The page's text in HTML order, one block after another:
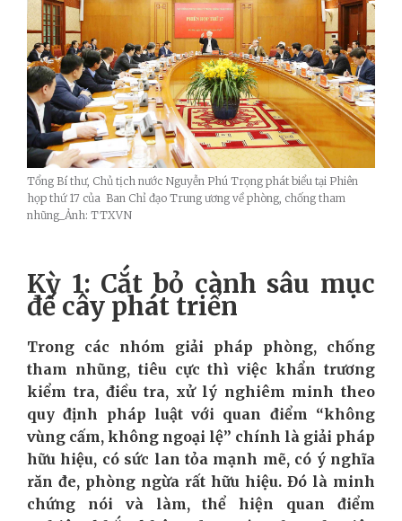
Tổng Bí thư, Chủ tịch nước Nguyễn Phú Trọng phát biểu tại Phiên
họp thứ 17 của Ban Chỉ đạo Trung ương về phòng, chống tham
nhũng_Ảnh: TTXVN
Kỳ 1: Cắt bỏ cành sâu mục
để cây phát triển
Trong các nhóm giải pháp phòng, chống
tham nhũng, tiêu cực thì việc khẩn trương
kiểm tra, điều tra, xử lý nghiêm minh theo
quy định pháp luật với quan điểm “không
vùng cấm, không ngoại lệ” chính là giải pháp
hữu hiệu, có sức lan tỏa mạnh mẽ, có ý nghĩa
răn đe, phòng ngừa rất hữu hiệu. Đó là minh
chứng nói và làm, thể hiện quan điểm